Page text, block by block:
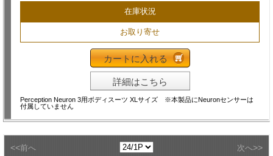
在庫状況
お取り寄せ
カートに入れる
詳細はこちら
Perception Neuron 3用ボディスーツ XLサイズ ※本製品にNeuronセンサーは
付属していません
<<前へ 次へ>>